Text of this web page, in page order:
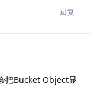
回复
把Bucket Object显